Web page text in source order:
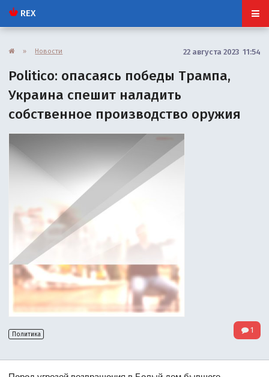
REX
» Новости 22 августа 2023 11:54
Politico: опасаясь победы Трампа,
Украина спешит наладить
собственное производство оружия
Политика 1